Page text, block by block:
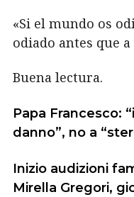
«Si el mundo os
odiado antes que
Buena lectura.
Papa Francesco:
danno”, no a
Inizio audizioni
Mirella Gregori,